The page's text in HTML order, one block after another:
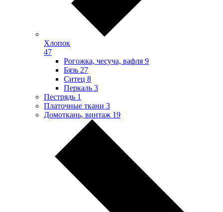
Хлопок
47
Рогожка, чесуча, вафля 9
Бязь 27
Ситец 8
Перкаль 3
Пестрядь 1
Платочные ткани 3
Домоткань, винтаж 19